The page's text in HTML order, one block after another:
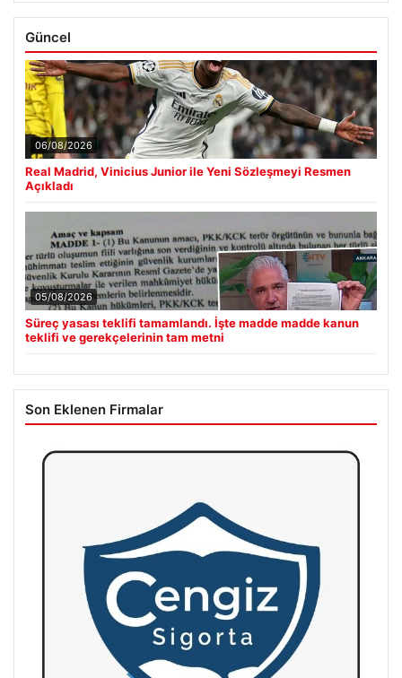
Güncel
06/08/2026
Real Madrid, Vinicius Junior ile Yeni Sözleşmeyi Resmen
Açıkladı
05/08/2026
Süreç yasası teklifi tamamlandı. İşte madde madde kanun
teklifi ve gerekçelerinin tam metni
Son Eklenen Firmalar